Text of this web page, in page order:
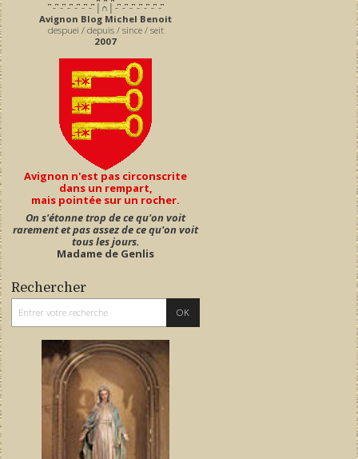
͆ ̵ ͆ ̵ ͆ ̵ ͆ ̵ ͆ ̵ ͆ ̵ ͆ │∩│ ̵ ͆ ̵ ͆ ̵ ͆ ̵ ͆ ̵ ͆ ̵ ͆ ̵ ͆
Avignon Blog Michel Benoit
despuei / depuis / since / seit
2007
Avignon n'est pas circonscrite
dans un rempart,
mais pointée sur un rocher.
On s'étonne trop de ce qu'on voit
rarement et pas assez de ce qu'on voit
tous les jours.
Madame de Genlis
Rechercher